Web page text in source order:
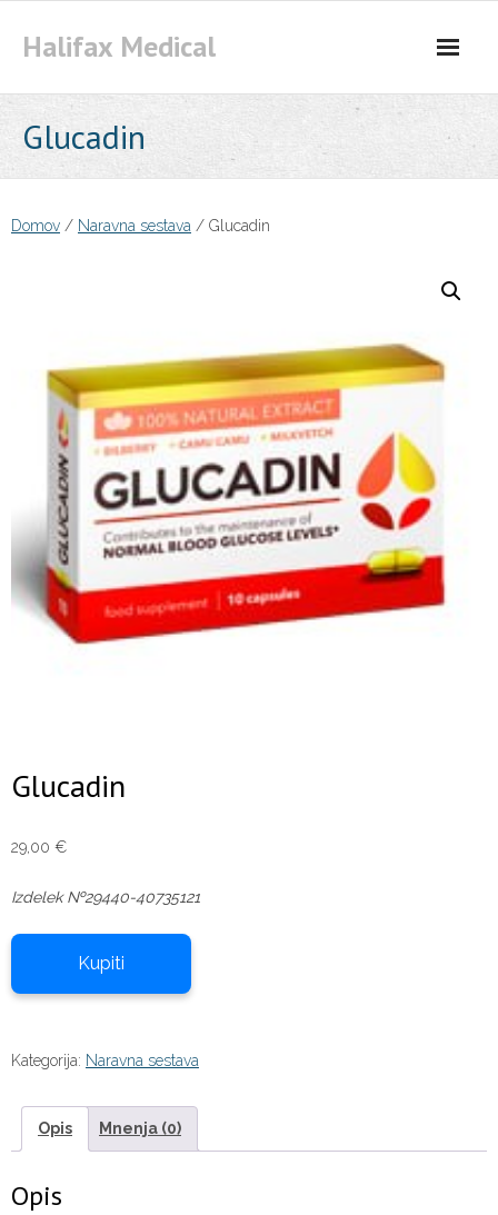
Halifax Medical
Glucadin
Domov / Naravna sestava / Glucadin
Glucadin
29,00 €
Izdelek №29440-40735121
Kupiti
Kategorija: Naravna sestava
Opis Mnenja (0)
Opis